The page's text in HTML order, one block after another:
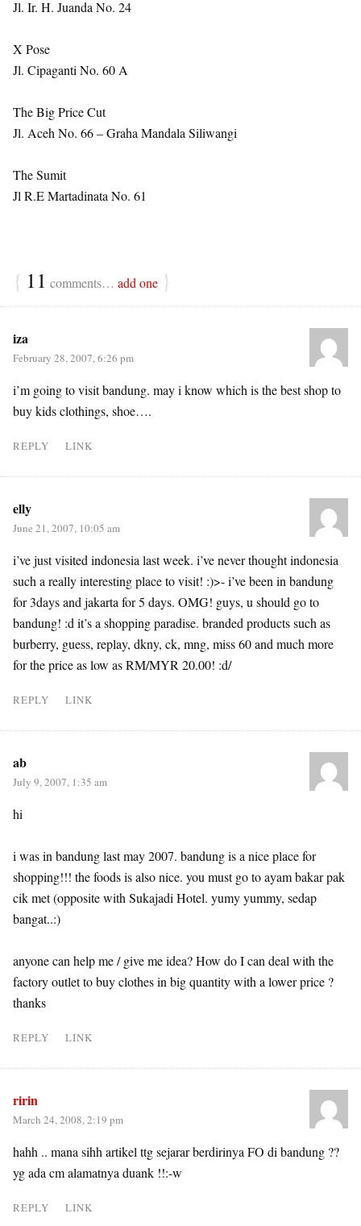
Jl. Ir. H. Juanda No. 24
X Pose
Jl. Cipaganti No. 60 A
The Big Price Cut
Jl. Aceh No. 66 – Graha Mandala Siliwangi
The Sumit
Jl R.E Martadinata No. 61
{ 11 comments… add one }
iza
February 28, 2007, 6:26 pm
i’m going to visit bandung. may i know which is the best shop to
buy kids clothings, shoe….
REPLY LINK
elly
June 21, 2007, 10:05 am
i’ve just visited indonesia last week. i’ve never thought indonesia
such a really interesting place to visit! :)>- i’ve been in bandung
for 3days and jakarta for 5 days. OMG! guys, u should go to
bandung! :d it’s a shopping paradise. branded products such as
burberry, guess, replay, dkny, ck, mng, miss 60 and much more
for the price as low as RM/MYR 20.00! :d/
REPLY LINK
ab
July 9, 2007, 1:35 am
hi
i was in bandung last may 2007. bandung is a nice place for
shopping!!! the foods is also nice. you must go to ayam bakar pak
cik met (opposite with Sukajadi Hotel. yumy yummy, sedap
bangat..:)
anyone can help me / give me idea? How do I can deal with the
factory outlet to buy clothes in big quantity with a lower price ?
thanks
REPLY LINK
ririn
March 24, 2008, 2:19 pm
hahh .. mana sihh artikel ttg sejarar berdirinya FO di bandung ??
yg ada cm alamatnya duank !!:-w
REPLY LINK